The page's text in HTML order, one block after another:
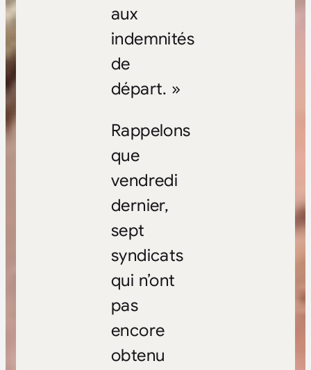
aux
indemnités
de
départ. »
Rappelons
que
vendredi
dernier,
sept
syndicats
qui n’ont
pas
encore
obtenu